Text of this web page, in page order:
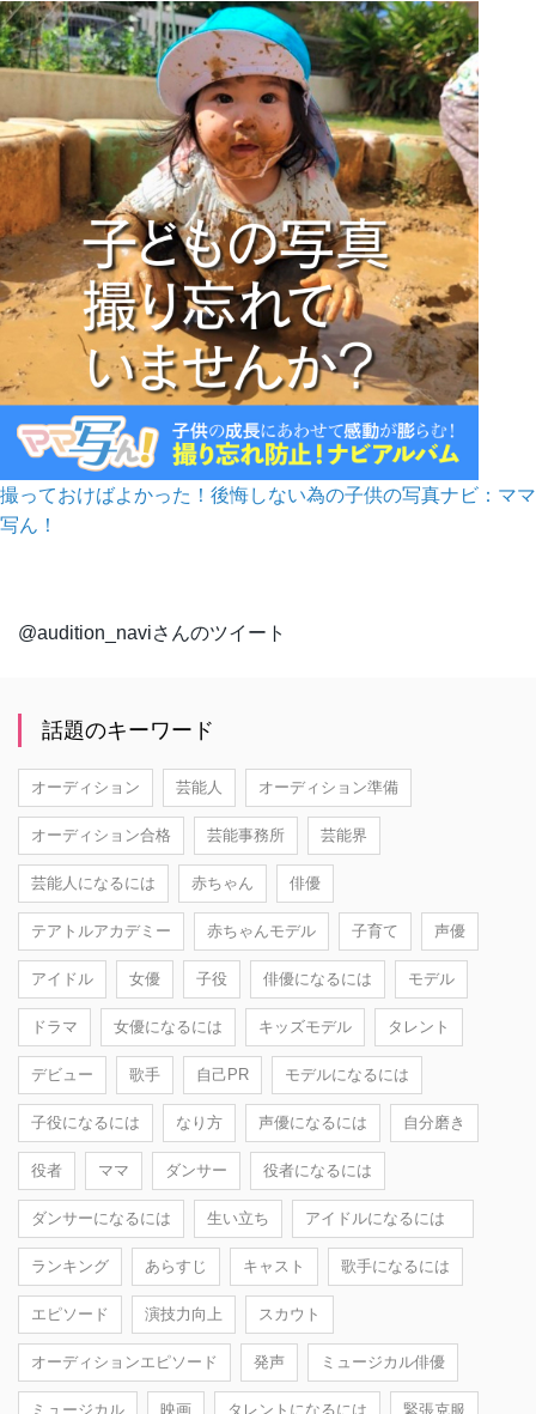
撮っておけばよかった！後悔しない為の子供の写真ナビ：ママ
写ん！
@audition_naviさんのツイート
話題のキーワード
オーディション 芸能人 オーディション準備
オーディション合格 芸能事務所 芸能界
芸能人になるには 赤ちゃん 俳優
テアトルアカデミー 赤ちゃんモデル 子育て 声優
アイドル 女優 子役 俳優になるには モデル
ドラマ 女優になるには キッズモデル タレント
デビュー 歌手 自己PR モデルになるには
子役になるには なり方 声優になるには 自分磨き
役者 ママ ダンサー 役者になるには
ダンサーになるには 生い立ち アイドルになるには
ランキング あらすじ キャスト 歌手になるには
エピソード 演技力向上 スカウト
オーディションエピソード 発声 ミュージカル俳優
ミュージカル 映画 タレントになるには 緊張克服